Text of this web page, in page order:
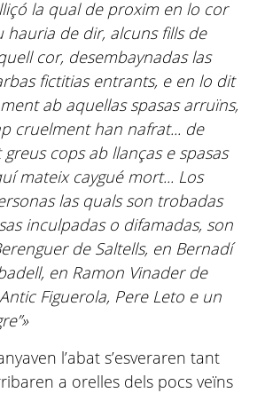
la qual de proxim en lo cor
hauria de dir, alcuns fills de
cor, desembaynadas las
fictitias entrants, e en lo dit
ab aquellas spasas arruïns,
cruelment han nafrat... de
cops ab llanças e spasas
mateix caygué mort... Los
las quals son trobadas
inculpadas o difamadas, son
de Saltells, en Bernadí
en Ramon Vinader de
Figuerola, Pere Leto e un
l’abat s’esveraren tant
a orelles dels pocs veïns